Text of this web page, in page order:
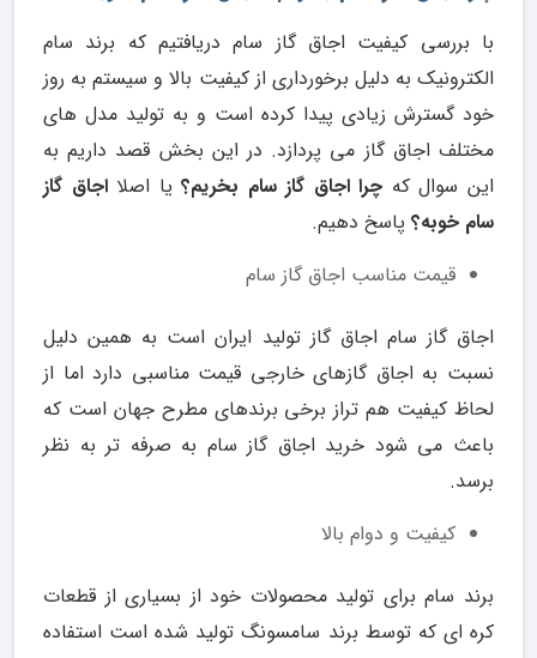
با بررسی کیفیت اجاق گاز سام دریافتیم که برند سام
الکترونیک به دلیل برخورداری از کیفیت بالا و سیستم به روز
خود گسترش زیادی پیدا کرده است و به تولید مدل های
مختلف اجاق گاز می پردازد. در این بخش قصد داریم به
این سوال که چرا اجاق گاز سام بخریم؟یا اصلااجاق گاز
سام خوبه؟ پاسخ دهیم.
قیمت مناسب اجاق گاز سام
اجاق گاز سام اجاق گاز تولید ایران است به همین دلیل
نسبت به اجاق گازهای خارجی قیمت مناسبی دارد اما از
لحاظ کیفیت هم تراز برخی برندهای مطرح جهان است که
باعث می شود خرید اجاق گاز سام به صرفه تر به نظر
برسد.
کیفیت و دوام بالا
برند سام برای تولید محصولات خود از بسیاری از قطعات
کره ای که توسط برند سامسونگ تولید شده است استفاده